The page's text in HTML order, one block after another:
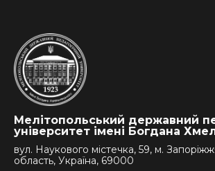
Мелітопольський державний
університет імені Богдана
вул. Наукового містечка, 59, м.
область, Україна, 69000